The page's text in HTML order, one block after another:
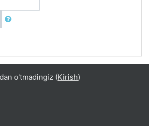
o'tmadingiz (Kirish)